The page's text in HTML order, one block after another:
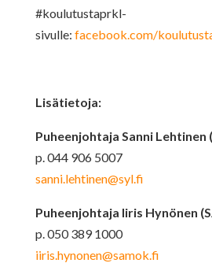
#koulutustaprkl-
sivulle: facebook.com/
Lisätietoja:
Puheenjohtaja Sanni Lehtinen
p. 044 906 5007
sanni.lehtinen@syl.fi
Puheenjohtaja Iiris Hynönen
p. 050 389 1000
iiris.hynonen@samok.fi